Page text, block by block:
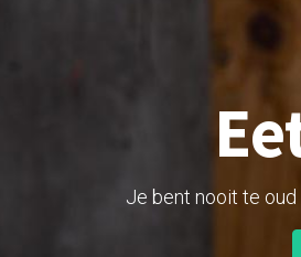
Je bent nooit te